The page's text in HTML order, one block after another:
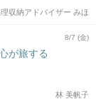
収納アドバイザー みほ
8/7 (金)
が旅する
林 美帆子